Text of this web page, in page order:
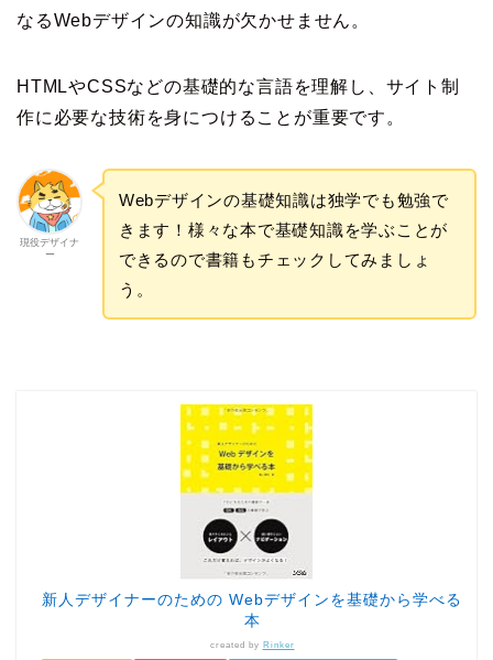
なるWebデザインの知識が欠かせません。
HTMLやCSSなどの基礎的な言語を理解し、サイト制
作に必要な技術を身につけることが重要です。
現役デザイナ
ー
Webデザインの基礎知識は独学でも勉強で
きます！様々な本で基礎知識を学ぶことが
できるので書籍もチェックしてみましょ
う。
新人デザイナーのための Webデザインを基礎から学べる
本
created by Rinker